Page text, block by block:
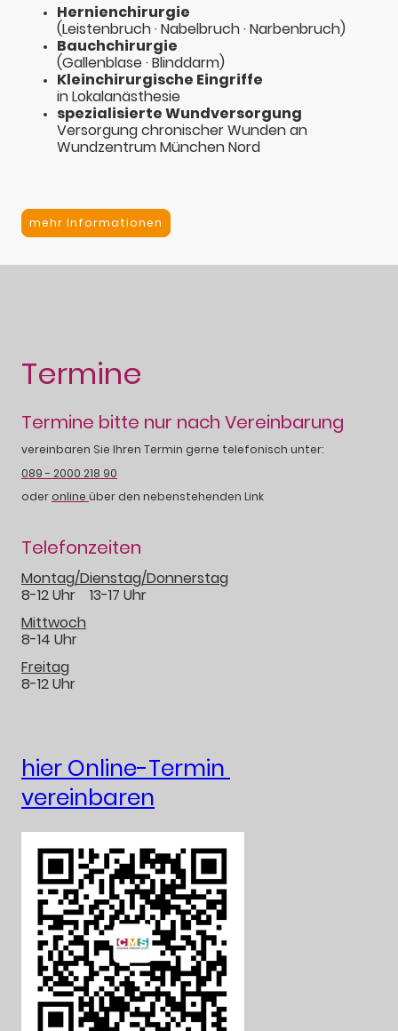
Hernienchirurgie
(Leistenbruch · Nabelbruch · Narbenbruch)
Bauchchirurgie
(Gallenblase · Blinddarm)
Kleinchirurgische Eingriffe
in Lokalanästhesie
spezialisierte Wundversorgung
Versorgung chronischer Wunden an
Wundzentrum München Nord
mehr Informationen
Termine
Termine bitte nur nach Vereinbarung
vereinbaren Sie Ihren Termin gerne telefonisch unter:
089 - 2000 218 90
oder online über den nebenstehenden Link
Telefonzeiten
Montag/Dienstag/Donnerstag
8-12 Uhr 13-17 Uhr
Mittwoch
8-14 Uhr
Freitag
8-12 Uhr
hier Online-Termin
vereinbaren